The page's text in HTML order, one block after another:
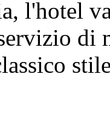
l'hotel
di